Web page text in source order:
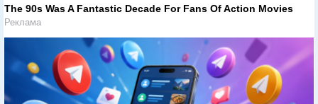
The 90s Was A Fantastic Decade For Fans Of Action Movies
Реклама